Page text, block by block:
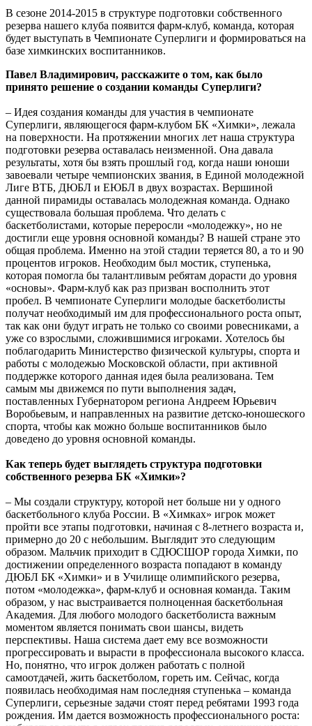
В сезоне 2014-2015 в структуре подготовки собственного
резерва нашего клуба появится фарм-клуб, команда, которая
будет выступать в Чемпионате Суперлиги и формироваться на
базе химкинских воспитанников.
Павел Владимирович, расскажите о том, как было
принято решение о создании команды Суперлиги?
– Идея создания команды для участия в чемпионате
Суперлиги, являющегося фарм-клубом БК «Химки», лежала
на поверхности. На протяжении многих лет наша структура
подготовки резерва оставалась неизменной. Она давала
результаты, хотя бы взять прошлый год, когда наши юноши
завоевали четыре чемпионских звания, в Единой молодежной
Лиге ВТБ, ДЮБЛ и ЕЮБЛ в двух возрастах. Вершиной
данной пирамиды оставалась молодежная команда. Однако
существовала большая проблема. Что делать с
баскетболистами, которые переросли «молодежку», но не
достигли еще уровня основной команды? В нашей стране это
общая проблема. Именно на этой стадии теряется 80, а то и 90
процентов игроков. Необходим был мостик, ступенька,
которая помогла бы талантливым ребятам дорасти до уровня
«основы». Фарм-клуб как раз призван восполнить этот
пробел. В чемпионате Суперлиги молодые баскетболисты
получат необходимый им для профессионального роста опыт,
так как они будут играть не только со своими ровесниками, а
уже со взрослыми, сложившимися игроками. Хотелось бы
поблагодарить Министерство физической культуры, спорта и
работы с молодежью Московской области, при активной
поддержке которого данная идея была реализована. Тем
самым мы движемся по пути выполнения задач,
поставленных Губернатором региона Андреем Юрьевич
Воробьевым, и направленных на развитие детско-юношеского
спорта, чтобы как можно больше воспитанников было
доведено до уровня основной команды.
Как теперь будет выглядеть структура подготовки
собственного резерва БК «Химки»?
– Мы создали структуру, которой нет больше ни у одного
баскетбольного клуба России. В «Химках» игрок может
пройти все этапы подготовки, начиная с 8-летнего возраста и,
примерно до 20 с небольшим. Выглядит это следующим
образом. Мальчик приходит в СДЮСШОР города Химки, по
достижении определенного возраста попадают в команду
ДЮБЛ БК «Химки» и в Училище олимпийского резерва,
потом «молодежка», фарм-клуб и основная команда. Таким
образом, у нас выстраивается полноценная баскетбольная
Академия. Для любого молодого баскетболиста важным
моментом является понимать свои шансы, видеть
перспективы. Наша система дает ему все возможности
прогрессировать и вырасти в профессионала высокого класса.
Но, понятно, что игрок должен работать с полной
самоотдачей, жить баскетболом, гореть им. Сейчас, когда
появилась необходимая нам последняя ступенька – команда
Суперлиги, серьезные задачи стоят перед ребятами 1993 года
рождения. Им дается возможность профессионального роста: